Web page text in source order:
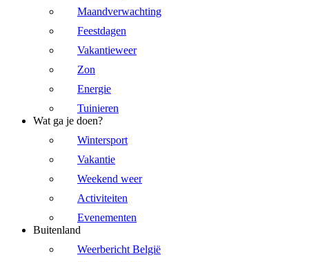
Maandverwachting
Feestdagen
Vakantieweer
Zon
Energie
Tuinieren
Wat ga je doen?
Wintersport
Vakantie
Weekend weer
Activiteiten
Evenementen
Buitenland
Weerbericht België